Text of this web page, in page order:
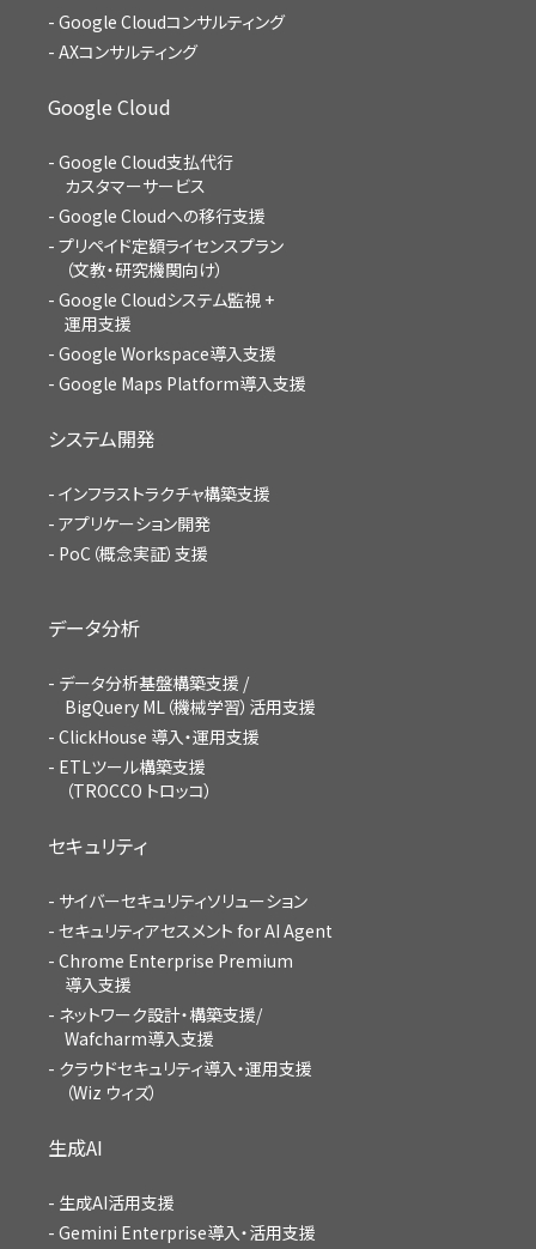
Google Cloudコンサルティング
AXコンサルティング
Google Cloud
Google Cloud支払代行
カスタマーサービス
Google Cloudへの移行支援
プリペイド定額ライセンスプラン
（文教・研究機関向け）
Google Cloudシステム監視 +
運用支援
Google Workspace導入支援
Google Maps Platform導入支援
システム開発
インフラストラクチャ構築支援
アプリケーション開発
PoC（概念実証）支援
データ分析
データ分析基盤構築支援 /
BigQuery ML（機械学習）活用支援
ClickHouse 導入・運用支援
ETLツール構築支援
（TROCCO トロッコ）
セキュリティ
サイバーセキュリティソリューション
セキュリティアセスメント for AI Agent
Chrome Enterprise Premium
導入支援
ネットワーク設計・構築支援/
Wafcharm導入支援
クラウドセキュリティ導入・運用支援
（Wiz ウィズ）
生成AI
生成AI活用支援
Gemini Enterprise導入・活用支援